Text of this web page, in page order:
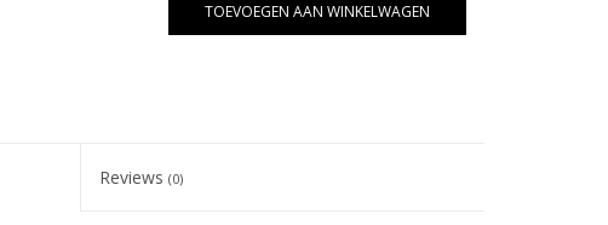
TOEVOEGEN AAN WINKELWAGEN
Reviews(0)